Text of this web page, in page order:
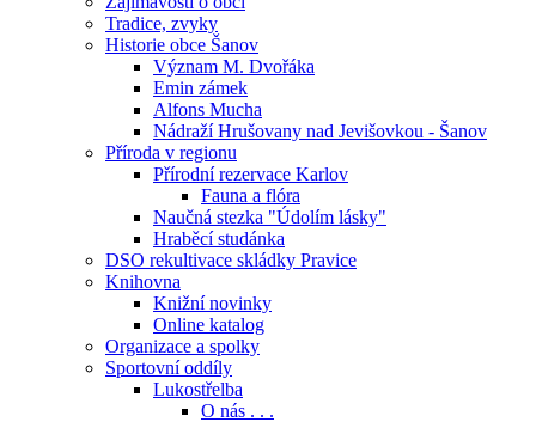
Tradice, zvyky
Historie obce Šanov
Význam M. Dvořáka
Emin zámek
Alfons Mucha
Nádraží Hrušovany nad Jevišovkou - Šanov
Příroda v regionu
Přírodní rezervace Karlov
Fauna a flóra
Naučná stezka "Údolím lásky"
Hraběcí studánka
DSO rekultivace skládky Pravice
Knihovna
Knižní novinky
Online katalog
Organizace a spolky
Sportovní oddíly
Lukostřelba
O nás . . .